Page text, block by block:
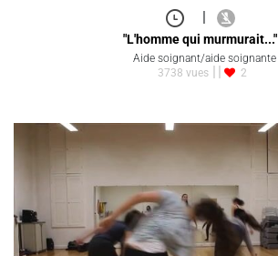
|
"L'homme qui murmurait..."
Aide soignant/aide soignante
3738 vues
2